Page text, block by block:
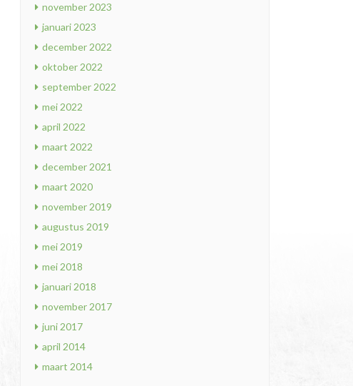
november 2023
januari 2023
december 2022
oktober 2022
september 2022
mei 2022
april 2022
maart 2022
december 2021
maart 2020
november 2019
augustus 2019
mei 2019
mei 2018
januari 2018
november 2017
juni 2017
april 2014
maart 2014